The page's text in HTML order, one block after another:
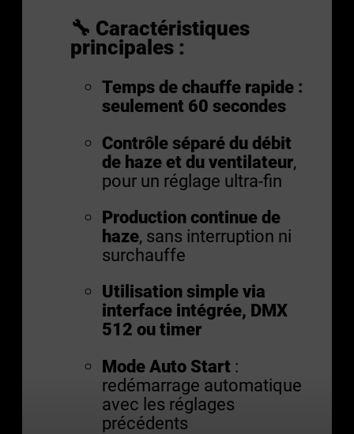
🔧 Caractéristiques
principales :
Temps de chauffe rapide :
seulement 60 secondes
Contrôle séparé du débit
de haze et du ventilateur,
pour un réglage ultra-fin
Production continue de
haze, sans interruption ni
surchauffe
Utilisation simple via
interface intégrée, DMX
512 ou timer
Mode Auto Start :
redémarrage automatique
avec les réglages
précédents